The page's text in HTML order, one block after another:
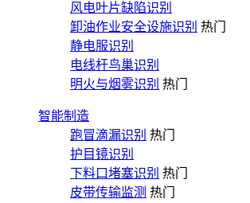
风电叶片缺陷识别
卸油作业安全设施识别 热门
静电服识别
电线杆鸟巢识别
明火与烟雾识别 热门
智能制造
跑冒滴漏识别 热门
护目镜识别
下料口堵塞识别 热门
皮带传输监测 热门